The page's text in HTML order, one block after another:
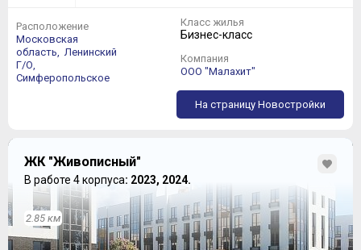
Расположение
Московская
область,
Ленинский
Г/О,
Симферопольское
Класс жилья
Бизнес-класс
Компания
ООО "Малахит"
На страницу Новостройки
ЖК "Живописный"
В работе 4 корпуса: 2023, 2024.
2.85 км